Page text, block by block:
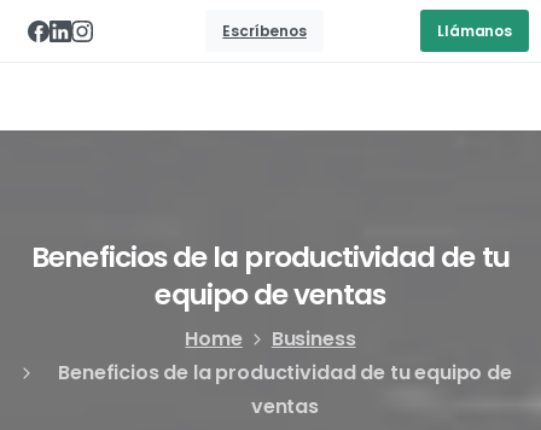
Escríbenos Llámanos
Beneficiosde la productividaddetu
equipodeventas
Home
Business
Beneficios de la productividad de tu equipo de
ventas